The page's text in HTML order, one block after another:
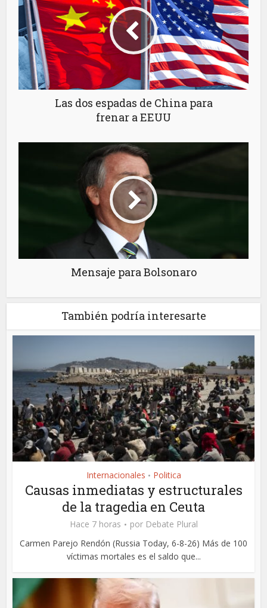
Las dos espadas de China para
frenar a EEUU
Mensaje para Bolsonaro
También podría interesarte
Internacionales • Politica
Causas inmediatas y estructurales
de la tragedia en Ceuta
Hace 7 horas por Debate Plural
Carmen Parejo Rendón (Russia Today, 6-8-26) Más de 100
víctimas mortales es el saldo que...